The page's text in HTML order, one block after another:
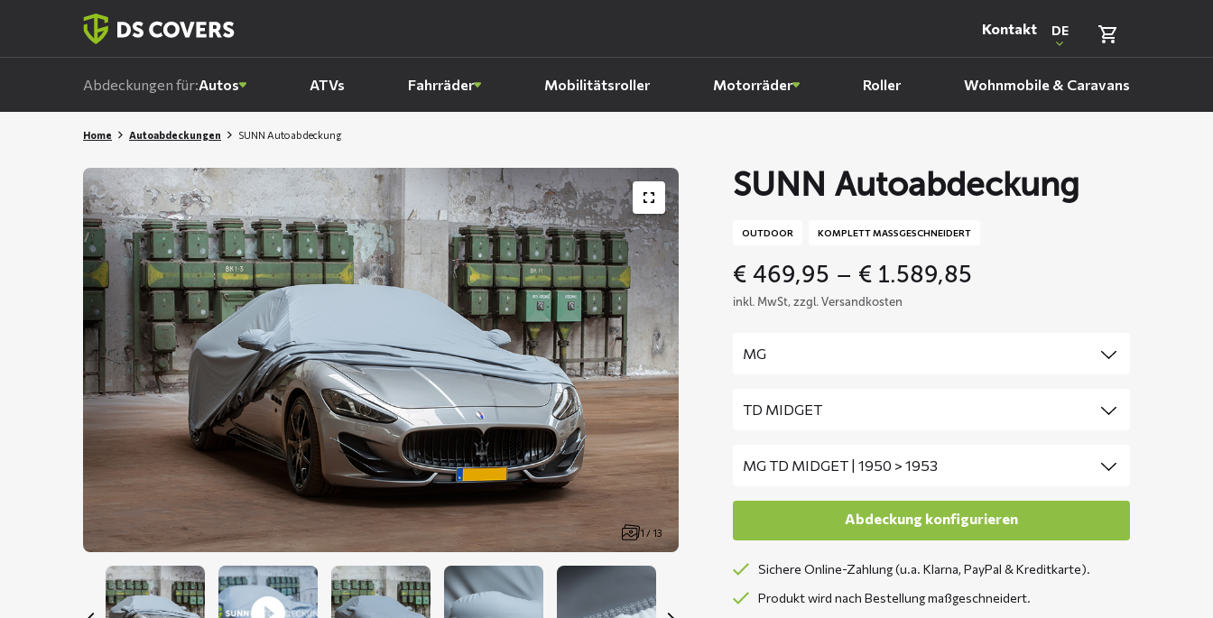
Kontakt
DE
Abdeckungen für:Autos ATVs Fahrräder Mobilitätsroller Motorräder Roller Wohnmobile & Caravans
Home Autoabdeckungen SUNN Autoabdeckung
1 / 13
SUNN Autoabdeckung
OUTDOOR KOMPLETT MASSGESCHNEIDERT
€ 469,95 – € 1.589,85
inkl. MwSt, zzgl. Versandkosten
Sichere Online-Zahlung (u.a. Klarna, PayPal & Kreditkarte).
Produkt wird nach Bestellung maßgeschneidert.